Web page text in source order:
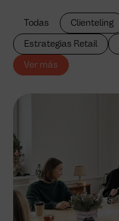
Todas Clienteling
Estrategias Retail
Ver más